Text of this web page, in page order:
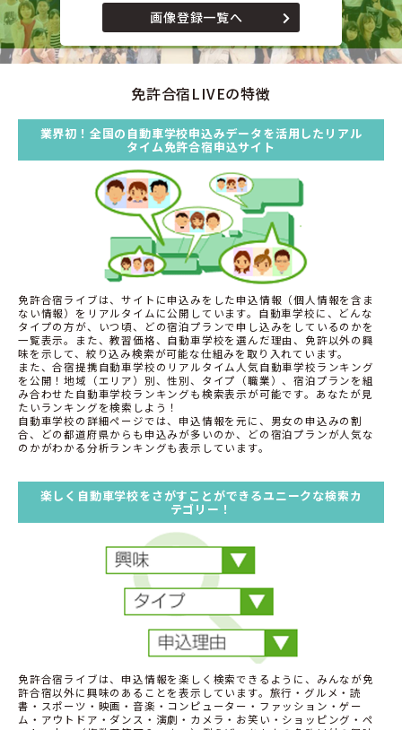
画像登録一覧へ
免許合宿LIVEの特徴
業界初！全国の自動車学校申込みデータを活用したリアル
タイム免許合宿申込サイト
免許合宿ライブは、サイトに申込みをした申込情報（個人情報を含ま
ない情報）をリアルタイムに公開しています。自動車学校に、どんな
タイプの方が、いつ頃、どの宿泊プランで申し込みをしているのかを
一覧表示。また、教習価格、自動車学校を選んだ理由、免許以外の興
味を示して、絞り込み検索が可能な仕組みを取り入れています。
また、合宿提携自動車学校のリアルタイム人気自動車学校ランキング
を公開！地域（エリア）別、性別、タイプ（職業）、宿泊プランを組
み合わせた自動車学校ランキングも検索表示が可能です。あなたが見
たいランキングを検索しよう！
自動車学校の詳細ページでは、申込情報を元に、男女の申込みの割
合、どの都道府県からも申込みが多いのか、どの宿泊プランが人気な
のかがわかる分析ランキングも表示しています。
楽しく自動車学校をさがすことができるユニークな検索カ
テゴリー！
免許合宿ライブは、申込情報を楽しく検索できるように、みんなが免
許合宿以外に興味のあることを表示しています。旅行・グルメ・読
書・スポーツ・映画・音楽・コンピューター・ファッション・ゲー
ム・アウトドア・ダンス・演劇・カメラ・お笑い・ショッピング・ペ